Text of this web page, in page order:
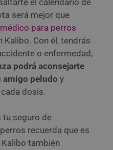
será mejor que
para perros
Con él, tendrás
o enfermedad,
podrá aconsejarte
amigo peludo y
dosis.
tu seguro de
recuerda que es
Kalibo también